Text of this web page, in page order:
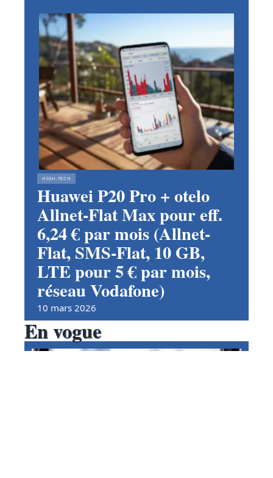
HIGH-TECH
Huawei P20 Pro + otelo
Allnet-Flat Max pour eff.
6,24 € par mois (Allnet-
Flat, SMS-Flat, 10 GB,
LTE pour 5 € par mois,
réseau Vodafone)
10 mars 2026
En vogue